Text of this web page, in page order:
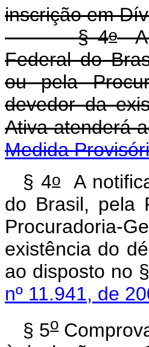
inscrição em
§ 4oA
Federal do
ou pela
devedor da
Ativa atenderá
Medida
§ 4oA
do Brasil, pela
Procuradoria-
existência do
ao disposto no
nº 11.941, de
§ 5o